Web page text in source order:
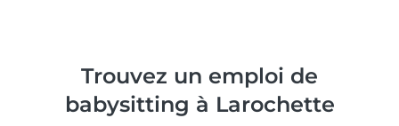
Trouvez un emploi de
babysitting à Larochette